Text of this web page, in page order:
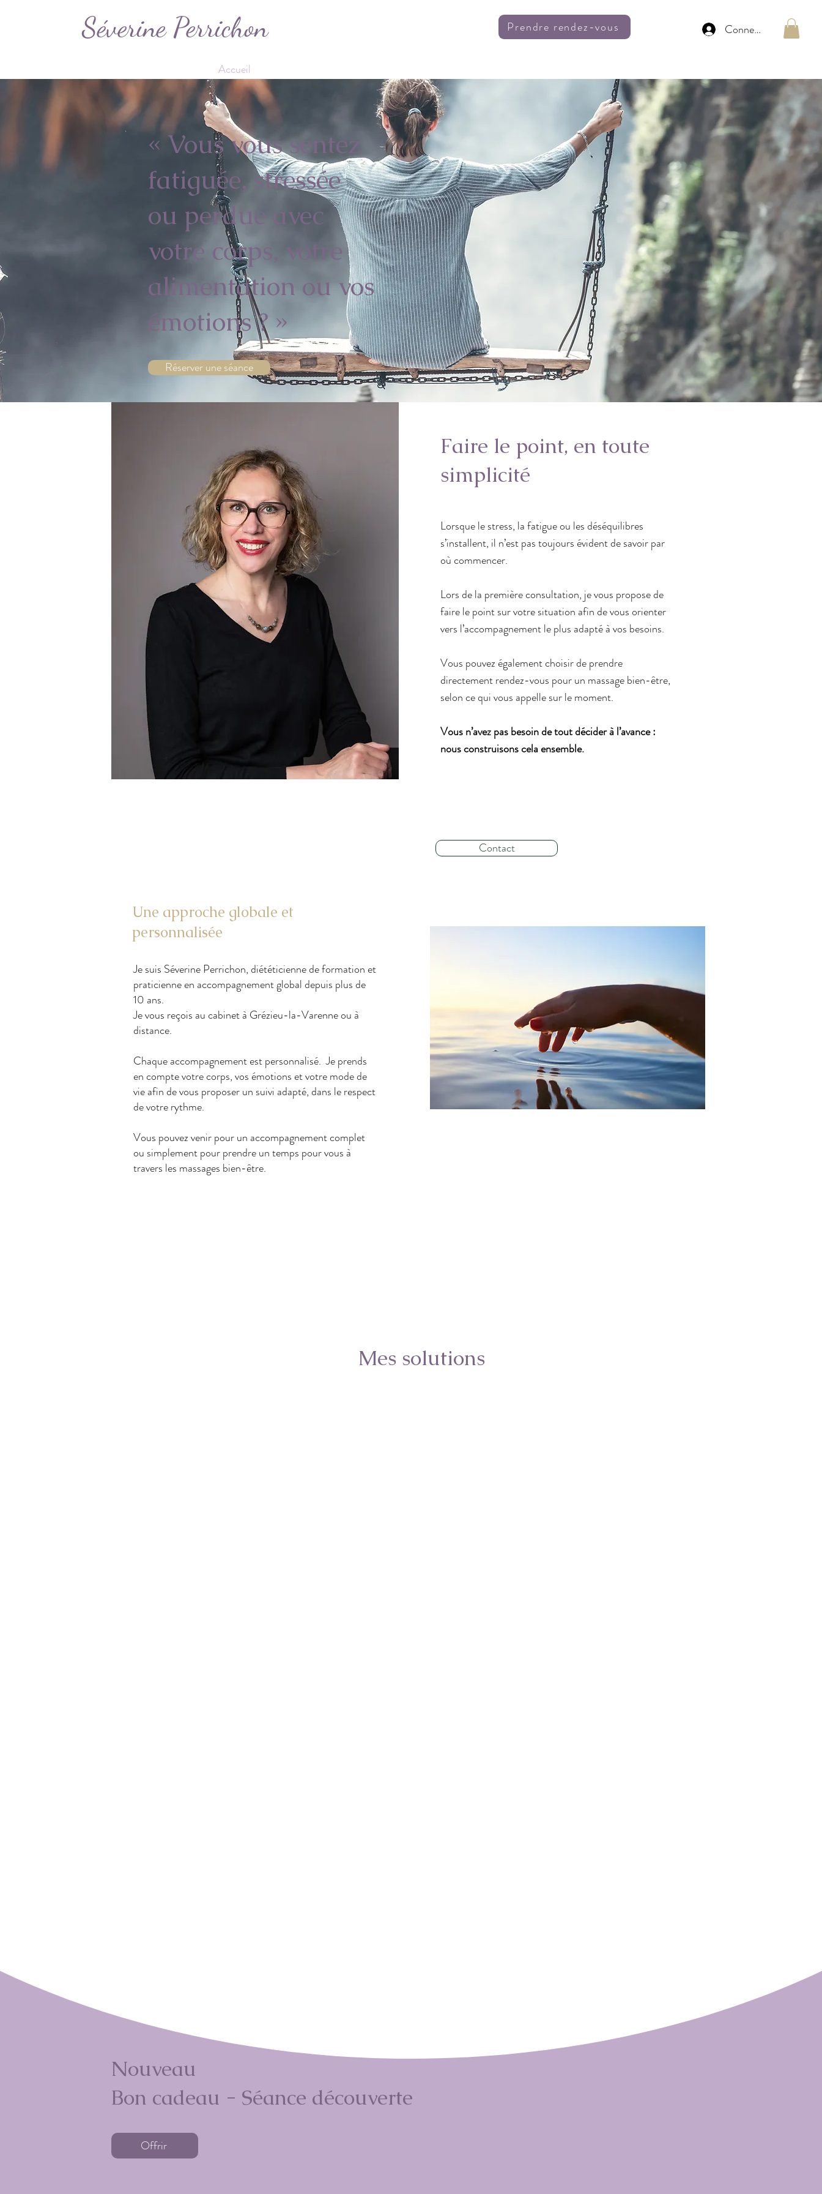
Séverine Perrichon Prendre rendez-vous Connexion
Accueil
« Vous vous sentez
fatiguée, stressée
ou perdue avec
votre corps, votre
alimentation ou vos
émotions ? »
Réserver une séance
Faire le point, en toute
simplicité
Lorsque le stress, la fatigue ou les déséquilibres
s’installent, il n’est pas toujours évident de savoir par
où commencer.
Lors de la première consultation, je vous propose de
faire le point sur votre situation afin de vous orienter
vers l’accompagnement le plus adapté à vos besoins.
Vous pouvez également choisir de prendre
directement rendez-vous pour un massage bien-être,
selon ce qui vous appelle sur le moment.
Vous n’avez pas besoin de tout décider à l’avance :
nous construisons cela ensemble.
Contact
Une approche globale et
personnalisée
Je suis Séverine Perrichon, diététicienne de formation et
praticienne en accompagnement global depuis plus de
10 ans.
Je vous reçois au cabinet à Grézieu-la-Varenne ou à
distance.
Chaque accompagnement est personnalisé. Je prends
en compte votre corps, vos émotions et votre mode de
vie afin de vous proposer un suivi adapté, dans le respect
de votre rythme.
Vous pouvez venir pour un accompagnement complet
ou simplement pour prendre un temps pour vous à
travers les massages bien-être.
Mes solutions
Nouveau
Bon cadeau - Séance découverte
Offrir